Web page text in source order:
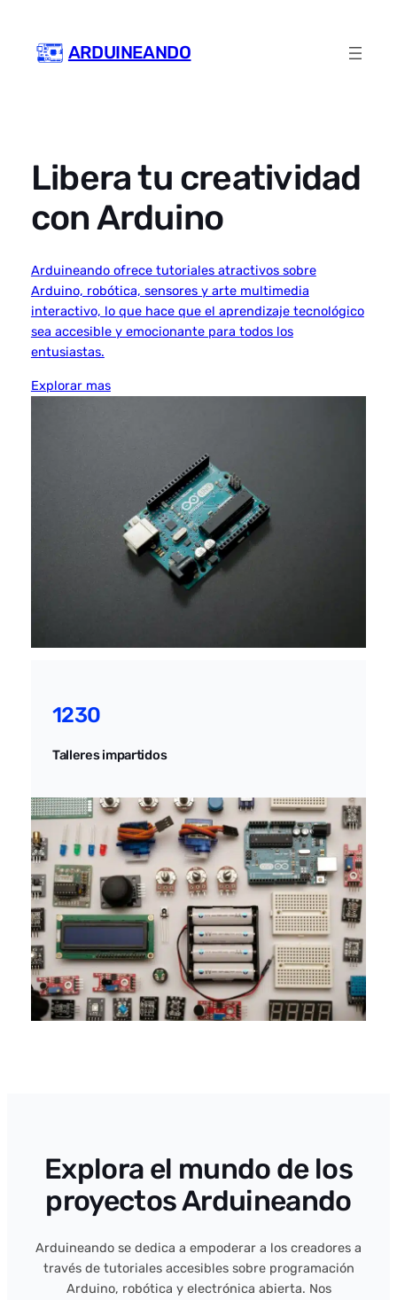
content
ARDUINEANDO
Libera tu creatividad
con Arduino
Arduineando ofrece tutoriales atractivos sobre
Arduino, robótica, sensores y arte multimedia
interactivo, lo que hace que el aprendizaje tecnológico
sea accesible y emocionante para todos los
entusiastas.
Explorar mas
1230
Talleres impartidos
Explora el mundo de los
proyectos Arduineando
Arduineando se dedica a empoderar a los creadores a
través de tutoriales accesibles sobre programación
Arduino, robótica y electrónica abierta. Nos